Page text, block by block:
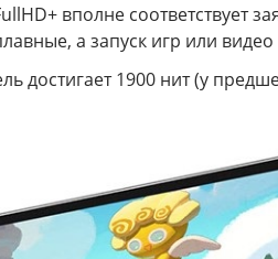
вполне соответствует
а запуск игр или видео
достигает 1900 нит (у